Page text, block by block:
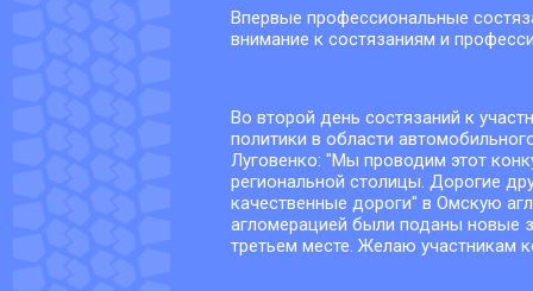
Впервые профессиональные
внимание к состязаниям и
Во второй день состязаний к
политики в области
Луговенко: "Мы проводим этот
региональной столицы. Дорогие
качественные дороги" в Омскую
агломерацией были поданы новые
третьем месте. Желаю участникам